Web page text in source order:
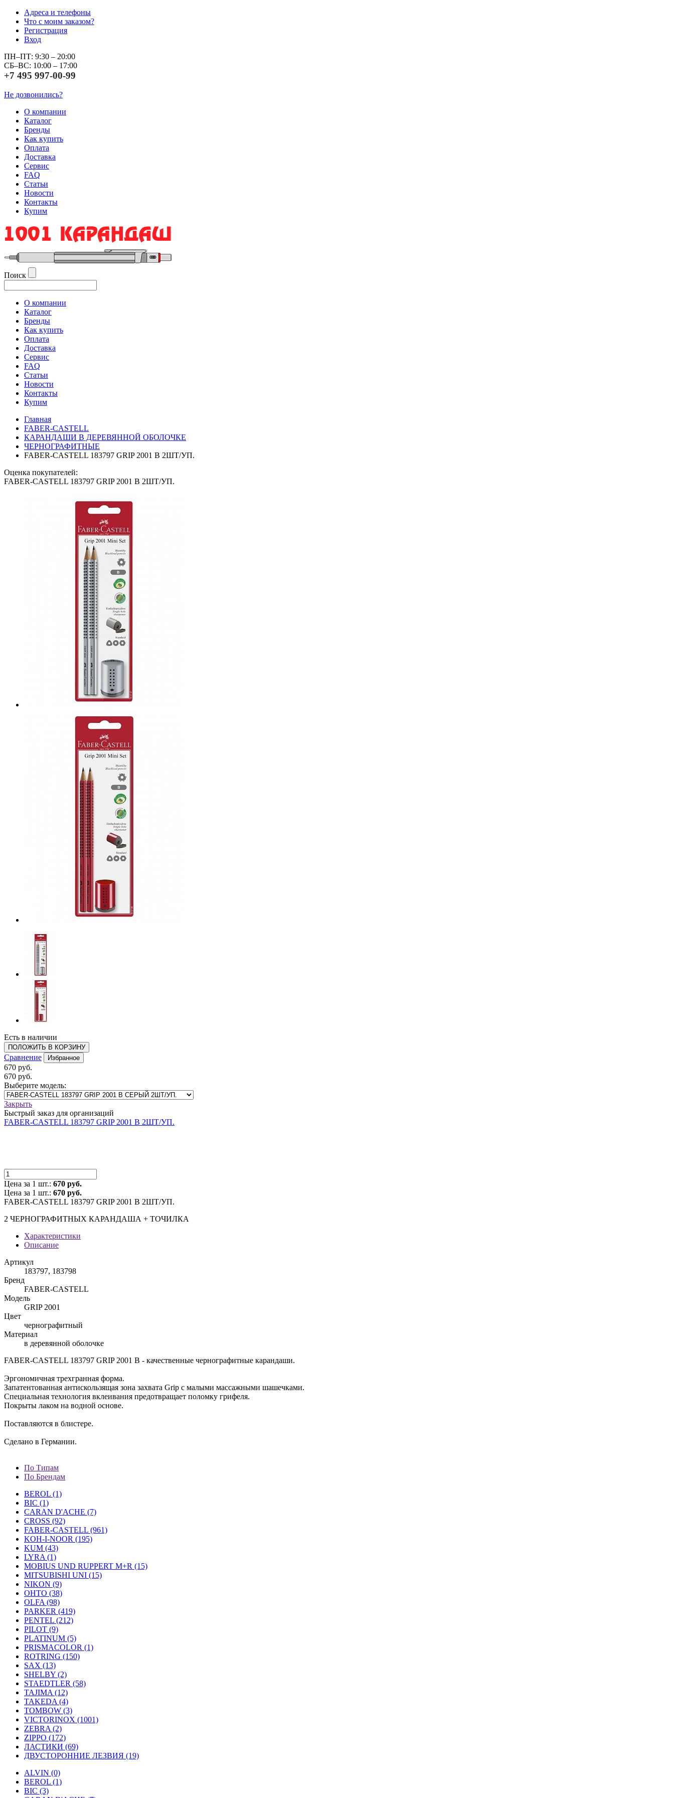
Адреса и телефоны
Что с моим заказом?
Регистрация
Вход
ПН–ПТ: 9:30 – 20:00
СБ–ВС: 10:00 – 17:00
+7 495 997-00-99
Не дозвонились?
О компании
Каталог
Бренды
Как купить
Оплата
Доставка
Сервис
FAQ
Статьи
Новости
Контакты
Купим
Поиск
О компании
Каталог
Бренды
Как купить
Оплата
Доставка
Сервис
FAQ
Статьи
Новости
Контакты
Купим
Главная
FABER-CASTELL
КАРАНДАШИ В ДЕРЕВЯННОЙ ОБОЛОЧКЕ
ЧЕРНОГРАФИТНЫЕ
FABER-CASTELL 183797 GRIP 2001 В 2ШТ/УП.
Оценка покупателей:
FABER-CASTELL 183797 GRIP 2001 В 2ШТ/УП.
Есть в наличии
ПОЛОЖИТЬ В КОРЗИНУ
Сравнение Избранное
670 руб.
670 руб.
Выберите модель:
Закрыть
Быстрый заказ для организаций
FABER-CASTELL 183797 GRIP 2001 В 2ШТ/УП.
Цена за 1 шт.: 670 руб.
Цена за 1 шт.: 670 руб.
FABER-CASTELL 183797 GRIP 2001 В 2ШТ/УП.
2 ЧЕРНОГРАФИТНЫХ КАРАНДАША + ТОЧИЛКА
Характеристики
Описание
Артикул
183797, 183798
Бренд
FABER-CASTELL
Модель
GRIP 2001
Цвет
чернографитный
Материал
в деревянной оболочке
FABER-CASTELL 183797 GRIP 2001 В - качественные чернографитные карандаши.
Эргономичная трехгранная форма.
Запатентованная антискользящая зона захвата Grip с малыми массажными шашечками.
Специальная технология вклеивания предотвращает поломку грифеля.
Покрыты лаком на водной основе.
Поставляются в блистере.
Сделано в Германии.
По Типам
По Брендам
BEROL (1)
BIC (1)
CARAN D'ACHE (7)
CROSS (92)
FABER-CASTELL (961)
KOH-I-NOOR (195)
KUM (43)
LYRA (1)
MOBIUS UND RUPPERT M+R (15)
MITSUBISHI UNI (15)
NIKON (9)
OHTO (38)
OLFA (98)
PARKER (419)
PENTEL (212)
PILOT (9)
PLATINUM (5)
PRISMACOLOR (1)
ROTRING (150)
SAX (13)
SHELBY (2)
STAEDTLER (58)
TAJIMA (12)
TAKEDA (4)
TOMBOW (3)
VICTORINOX (1001)
ZEBRA (2)
ZIPPO (172)
ЛАСТИКИ (69)
ДВУСТОРОННИЕ ЛЕЗВИЯ (19)
ALVIN (0)
BEROL (1)
BIC (3)